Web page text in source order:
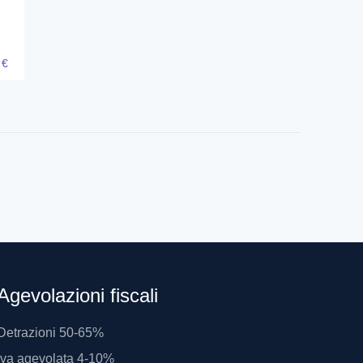
€
fiscali
50-65%
agevolata 4-10%